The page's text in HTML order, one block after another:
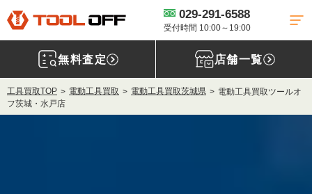
029-291-6588
受付時間 10:00～19:00
無料査定 店舗一覧
工具買取TOP 電動工具買取 電動工具買取茨城県
電動工具買取ツールオ
フ茨城・水戸店